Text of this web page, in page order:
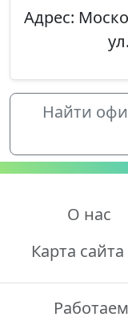
Адрес:
Найти
О нас
Карта сайта